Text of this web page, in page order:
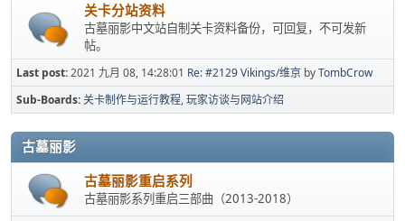
关卡分站资料
古墓丽影中文站自制关卡资料备份，可回复，不可发新
帖。
Last post:2021 九月 08, 14:28:01 Re: #2129 Vikings/维京 byTombCrow
Sub-Boards 关卡制作与运行教程 玩家访谈与网站介绍
古墓丽影
古墓丽影重启系列
古墓丽影系列重启三部曲（2013-2018）